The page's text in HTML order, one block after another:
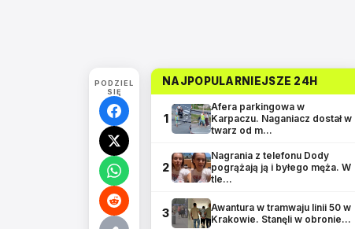
PODZIEL
SIĘ
NAJPOPULARNIEJSZE 24H
1
Afera parkingowa w
Karpaczu. Naganiacz dostał w
twarz od m…
2
Nagrania z telefonu Dody
pogrążają ją i byłego męża. W
tle…
3
Awantura w tramwaju linii 50 w
Krakowie. Stanęli w obronie…